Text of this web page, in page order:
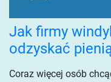
Jak firmy
odzyskać
Coraz więcej osób